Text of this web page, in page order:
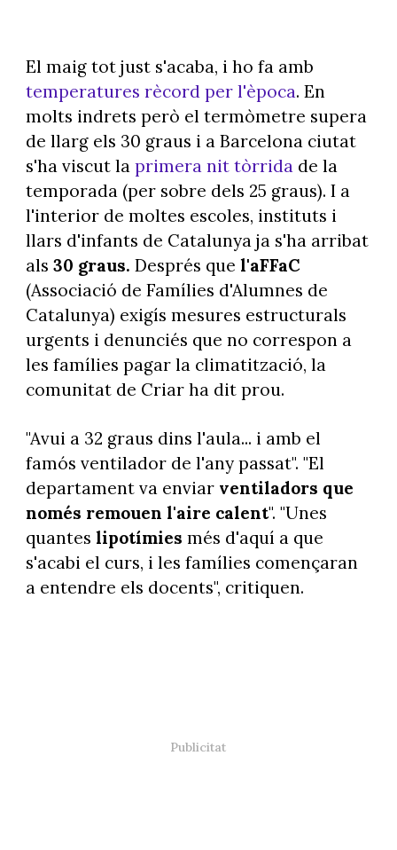
El maig tot just s'acaba, i ho fa amb
temperatures rècord per l'època. En
molts indrets però el termòmetre supera
de llarg els 30 graus i a Barcelona ciutat
s'ha viscut la primera nit tòrrida de la
temporada (per sobre dels 25 graus). I a
l'interior de moltes escoles, instituts i
llars d'infants de Catalunya ja s'ha arribat
als 30 graus. Després que l'aFFaC
(Associació de Famílies d'Alumnes de
Catalunya) exigís mesures estructurals
urgents i denunciés que no correspon a
les famílies pagar la climatització, la
comunitat de Criar ha dit prou.
"Avui a 32 graus dins l'aula... i amb el
famós ventilador de l'any passat". "El
departament va enviar ventiladors que
només remouen l'aire calent". "Unes
quantes lipotímies més d'aquí a que
s'acabi el curs, i les famílies començaran
a entendre els docents", critiquen.